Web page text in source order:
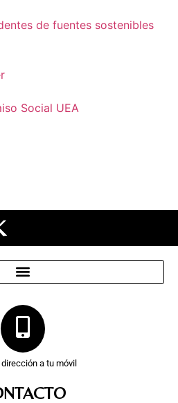
de fuentes sostenibles
Social UEA
dirección a tu móvil